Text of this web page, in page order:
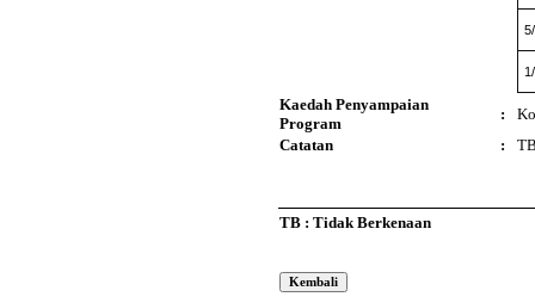
Kaedah Penyampaian
Program
:
Catatan
:
TB : Tidak Berkenaan